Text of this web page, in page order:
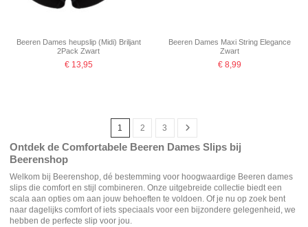
Beeren Dames heupslip (Midi) Briljant
2Pack Zwart
€ 13,95
Beeren Dames Maxi String Elegance
Zwart
€ 8,99
1 2 3
Ontdek de Comfortabele Beeren Dames Slips bij
Beerenshop
Welkom bij Beerenshop, dé bestemming voor hoogwaardige Beeren dames
slips die comfort en stijl combineren. Onze uitgebreide collectie biedt een
scala aan opties om aan jouw behoeften te voldoen. Of je nu op zoek bent
naar dagelijks comfort of iets speciaals voor een bijzondere gelegenheid, we
hebben de perfecte slip voor jou.